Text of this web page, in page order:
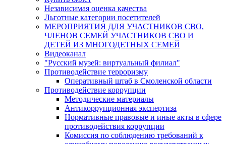
Независимая оценка качества
Льготные категории посетителей
МЕРОПРИЯТИЯ ДЛЯ УЧАСТНИКОВ СВО,
ЧЛЕНОВ СЕМЕЙ УЧАСТНИКОВ СВО И
ДЕТЕЙ ИЗ МНОГОДЕТНЫХ СЕМЕЙ
Видеоканал
"Русский музей: виртуальный филиал"
Противодействие терроризму
Оперативный штаб в Смоленской области
Противодействие коррупции
Методические материалы
Антикоррупционная экспертиза
Нормативные правовые и иные акты в сфере
противодействия коррупции
Комиссия по соблюдению требований к